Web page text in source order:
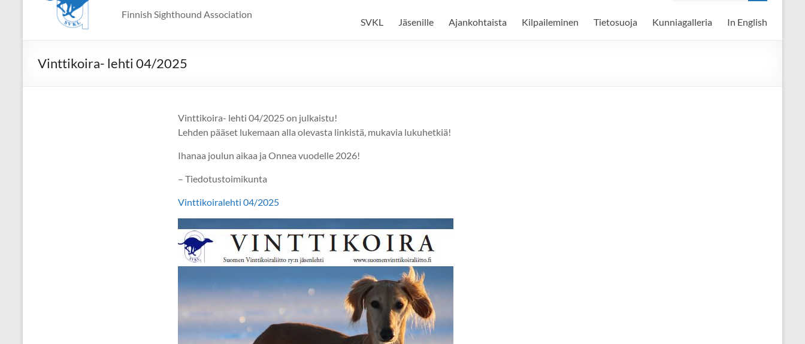
Finnish Sighthound Association
SVKL Jäsenille Ajankohtaista Kilpaileminen Tietosuoja Kunniagalleria In English
Vinttikoira- lehti 04/2025
Vinttikoira- lehti 04/2025 on julkaistu!
Lehden pääset lukemaan alla olevasta linkistä, mukavia lukuhetkiä!
Ihanaa joulun aikaa ja Onnea vuodelle 2026!
– Tiedotustoimikunta
Vinttikoiralehti 04/2025